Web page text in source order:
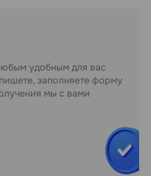
удобным для вас
заполняете форму
мы с вами